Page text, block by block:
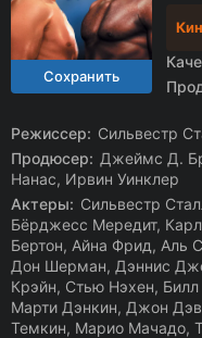
Режиссер: Сильвестр
Продюсер: Джеймс Д.
Нанас, Ирвин Уинклер
Актеры: Сильвестр
Бёрджесс Мередит, Карл
Бертон, Айна Фрид, Аль
Дон Шерман, Дэннис
Крэйн, Стью Нэхен,
Марти Дэнкин, Джон
Темкин, Марио Мачадо,